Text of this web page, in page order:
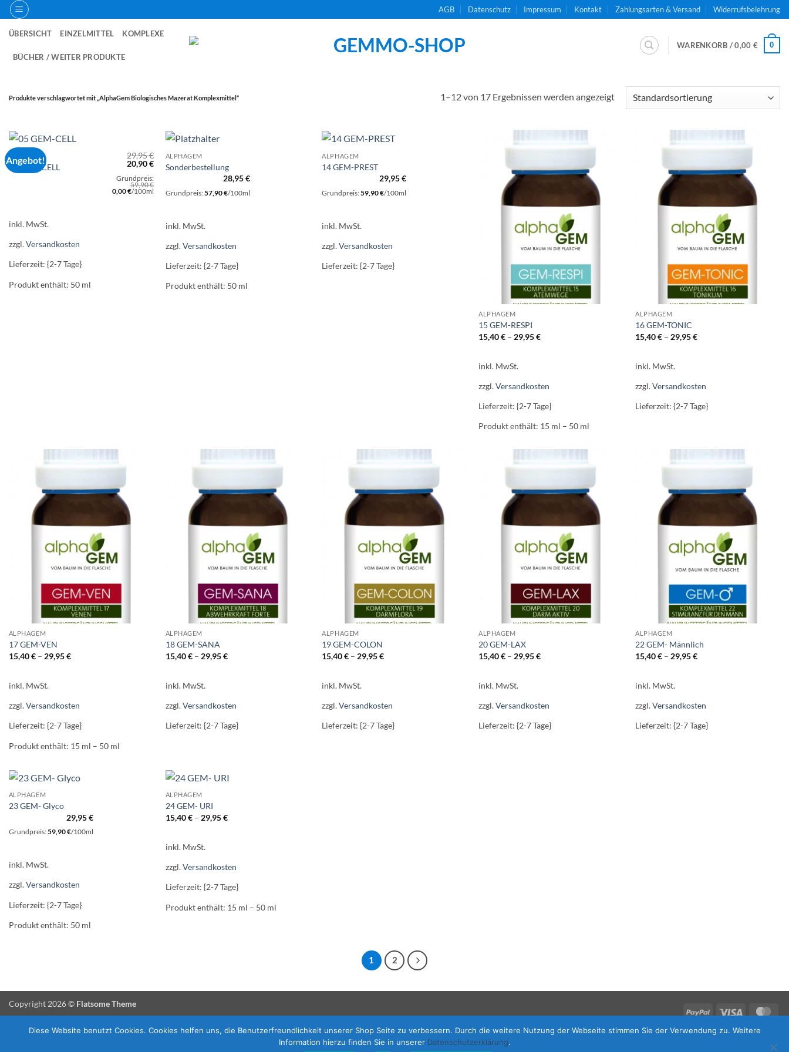
Zum
Inhalt
springen
AGB Datenschutz Impressum Kontakt Zahlungsarten & Versand Widerrufsbelehrung
ÜBERSICHT EINZELMITTEL KOMPLEXE
BÜCHER / WEITER PRODUKTE
WARENKORB /0,00 € 0
Produkte verschlagwortet mit „AlphaGem Biologisches Mazerat Komplexmittel“ 1–12 von 17 Ergebnissen werden angezeigt
Angebot!
ALPHAGEM
05 GEM-CELL
29,95€
Ursprünglicher
Preis
war:
29,95 €
20,90€Aktueller
Preis
ist:
20,90 €.
Grundpreis:
59,90€
Ursprünglicher
Preis
0,00€Aktueller
/100ml
inkl. MwSt.
zzgl.Versandkosten
Lieferzeit: {2-7 Tage}
Produkt enthält: 50 ml
ALPHAGEM
Sonderbestellung
28,95€
Grundpreis: 57,90€/100ml
inkl. MwSt.
zzgl.Versandkosten
Lieferzeit: {2-7 Tage}
Produkt enthält: 50 ml
ALPHAGEM
14 GEM-PREST
29,95€
Grundpreis: 59,90€/100ml
inkl. MwSt.
zzgl.Versandkosten
Lieferzeit: {2-7 Tage}
ALPHAGEM
15 GEM-RESPI
15,40€ – 29,95€
inkl. MwSt.
zzgl.Versandkosten
Lieferzeit: {2-7 Tage}
Produkt enthält: 15 ml – 50 ml
ALPHAGEM
16 GEM-TONIC
15,40€– 29,95€
inkl. MwSt.
zzgl.Versandkosten
Lieferzeit: {2-7 Tage}
ALPHAGEM
17 GEM-VEN
15,40€– 29,95€
inkl. MwSt.
zzgl.Versandkosten
Lieferzeit: {2-7 Tage}
Produkt enthält: 15 ml – 50 ml
ALPHAGEM
18 GEM-SANA
15,40€– 29,95€
inkl. MwSt.
zzgl.Versandkosten
Lieferzeit: {2-7 Tage}
ALPHAGEM
19 GEM-COLON
15,40€ – 29,95€
inkl. MwSt.
zzgl.Versandkosten
Lieferzeit: {2-7 Tage}
ALPHAGEM
20 GEM-LAX
15,40€ – 29,95€
inkl. MwSt.
zzgl.Versandkosten
Lieferzeit: {2-7 Tage}
ALPHAGEM
22 GEM- Männlich
15,40€– 29,95€
inkl. MwSt.
zzgl.Versandkosten
Lieferzeit: {2-7 Tage}
ALPHAGEM
23 GEM- Glyco
29,95€
Grundpreis:59,90€/100ml
inkl. MwSt.
zzgl.Versandkosten
Lieferzeit: {2-7 Tage}
Produkt enthält: 50 ml
ALPHAGEM
24 GEM- URI
15,40€– 29,95€
inkl. MwSt.
zzgl.Versandkosten
Lieferzeit: {2-7 Tage}
Produkt enthält: 15 ml – 50 ml
1 2
PayPal Visa
Copyright 2026 © Flatsome Theme
VERTRAG WIDERRUFEN
Diese Website benutzt Cookies. Cookies helfen uns, die Benutzerfreundlichkeit unserer Shop Seite zu verbessern. Durch die weitere Nutzung der Webseite stimmen Sie der Verwendung zu. Weitere
Information hierzu finden Sie in unserer Datenschutzerklärung.